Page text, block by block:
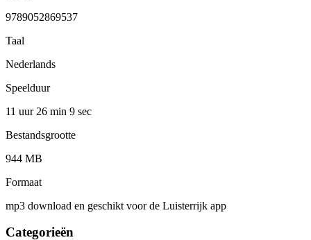
9789052869537
Taal
Nederlands
Speelduur
11 uur 26 min 9 sec
Bestandsgrootte
944 MB
Formaat
mp3 download en geschikt voor de Luisterrijk app
Categorieën